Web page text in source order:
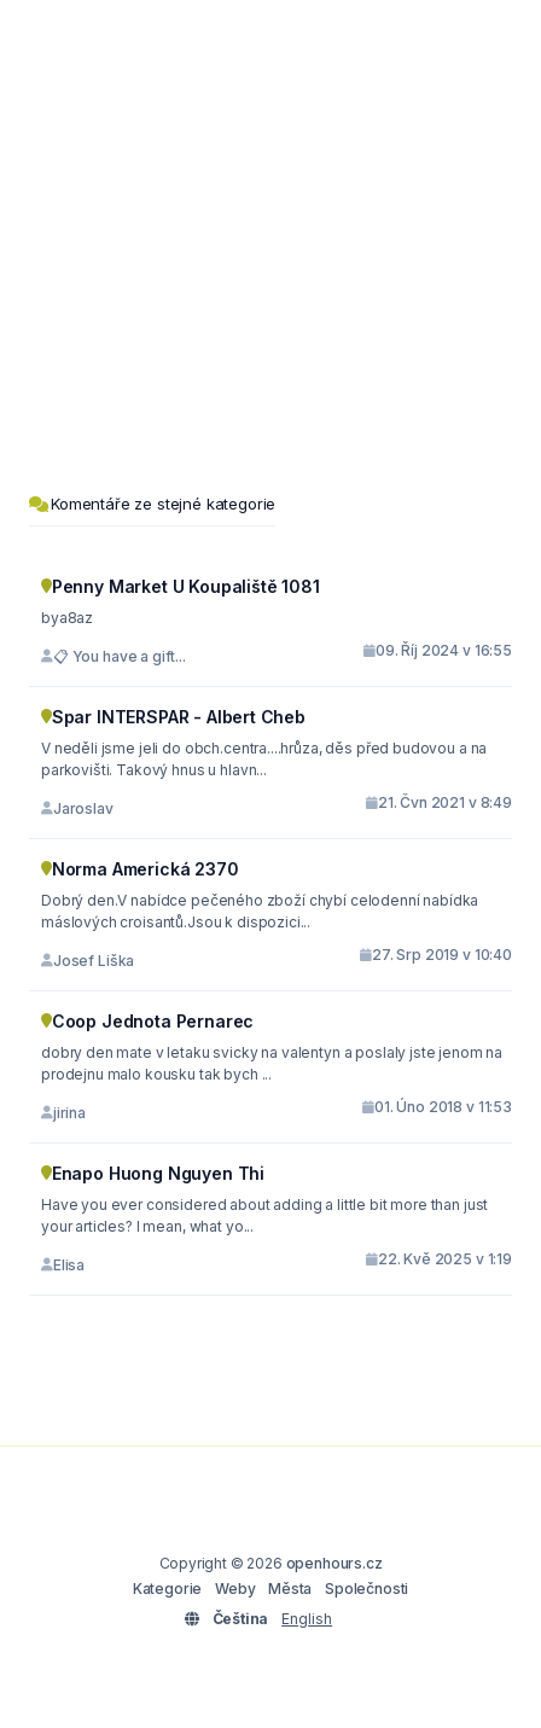
Komentáře ze stejné kategorie
Penny Market U Koupaliště 1081
bya8az
📋 You have a gift... 09. Říj 2024 v 16:55
Spar INTERSPAR - Albert Cheb
V neděli jsme jeli do obch.centra....hrůza, děs před budovou a na
parkovišti. Takový hnus u hlavn...
Jaroslav 21. Čvn 2021 v 8:49
Norma Americká 2370
Dobrý den.V nabídce pečeného zboží chybí celodenní nabídka
máslových croisantů.Jsou k dispozici...
Josef Liška 27. Srp 2019 v 10:40
Coop Jednota Pernarec
dobry den mate v letaku svicky na valentyn a poslaly jste jenom na
prodejnu malo kousku tak bych ...
jirina 01. Úno 2018 v 11:53
Enapo Huong Nguyen Thi
Have you ever considered about adding a little bit more than just
your articles? I mean, what yo...
Elisa 22. Kvě 2025 v 1:19
Copyright © 2026 openhours.cz
Kategorie
Weby Města
Společnosti
Čeština
English